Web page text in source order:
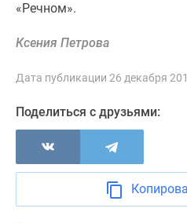
«Речном».
Ксения Петрова
Дата публикации 26 декабря
Поделиться с друзьями: